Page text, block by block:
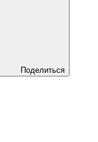
Поделиться